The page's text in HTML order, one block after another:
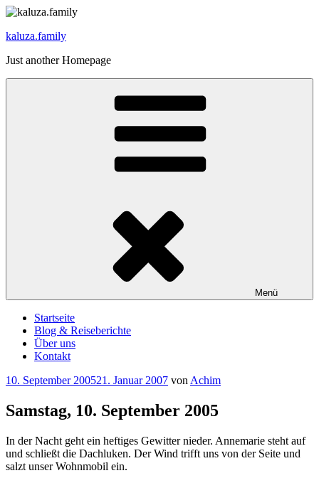
Zum
springen
kaluza.family
Just another Homepage
Menü
Startseite
Blog & Reiseberichte
Über uns
Kontakt
Veröffentlicht
10. September 200521. Januar 2007 von Achim
Samstag, 10. September 2005
In der Nacht geht ein heftiges Gewitter nieder. Annemarie steht auf
und schließt die Dachluken. Der Wind trifft uns von der Seite und
salzt unser Wohnmobil ein.